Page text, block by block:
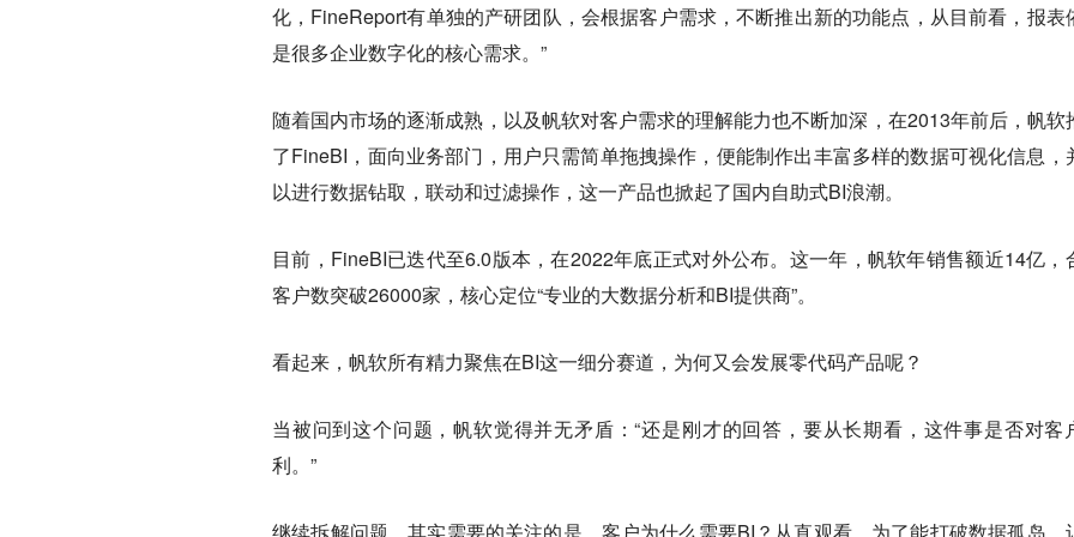
化，FineReport有单独的产研团队，会根据客户需求，不断推出新的功能点，从目前看，报表
是很多企业数字化的核心需求。”
随着国内市场的逐渐成熟，以及帆软对客户需求的理解能力也不断加深，在2013年前后，帆软
了FineBI，面向业务部门，用户只需简单拖拽操作，便能制作出丰富多样的数据可视化信息，
以进行数据钻取，联动和过滤操作，这一产品也掀起了国内自助式BI浪潮。
目前，FineBI已迭代至6.0版本，在2022年底正式对外公布。这一年，帆软年销售额近14亿，
客户数突破26000家，核心定位“专业的大数据分析和BI提供商”。
看起来，帆软所有精力聚焦在BI这一细分赛道，为何又会发展零代码产品呢？
当被问到这个问题，帆软觉得并无矛盾：“还是刚才的回答，要从长期看，这件事是否对客
利。”